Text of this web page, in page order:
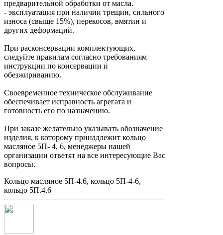
предварительной обработки от масла.
- эксплуатация при наличии трещин, сильного
износа (свыше 15%), перекосов, вмятин и
других деформаций.
При расконсервации комплектующих,
следуйте правилам согласно требованиям
инструкции по консервации и
обезжириванию.
Своевременное техническое обслуживание
обеспечивает исправность агрегата и
готовность его по назначению.
При заказе желательно указывать обозначение
изделия, к которому принадлежит кольцо
масляное 5П- 4, 6, менеджеры нашей
организации ответят на все интересующие Вас
вопросы.
Кольцо масляное 5П-4.6, кольцо 5П-4-6,
кольцо 5П.4.6